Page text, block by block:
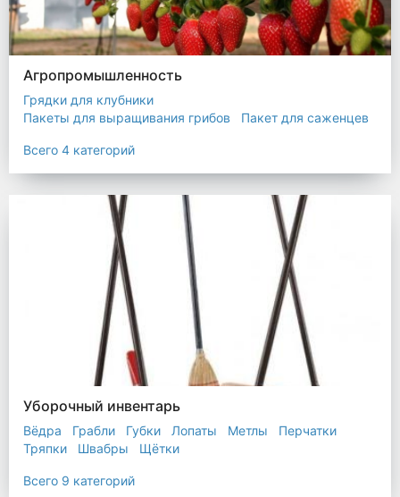
Агропромышленность
Грядки для клубники
Пакеты для выращивания грибов
Пакет для саженцев
Всего 4 категорий
Уборочный инвентарь
Вёдра Грабли Губки Лопаты Метлы
Перчатки
Тряпки
Швабры Щётки
Всего 9 категорий